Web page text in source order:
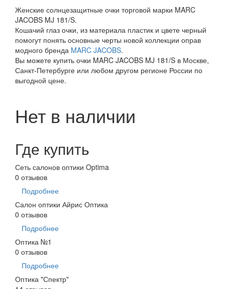
Женские солнцезащитные очки торговой марки MARC
JACOBS MJ 181/S.
Кошачий глаз очки, из материала пластик и цвете черный
помогут понять основные черты новой коллекции оправ
модного бренда MARC JACOBS.
Вы можете купить очки MARC JACOBS MJ 181/S в Москве,
Санкт-Петербурге или любом другом регионе России по
выгодной цене.
Нет в наличии
Где купить
Сеть салонов оптики Optima
0 отзывов
Подробнее
Салон оптики Айрис Оптика
0 отзывов
Подробнее
Оптика №1
0 отзывов
Подробнее
Оптика "Спектр"